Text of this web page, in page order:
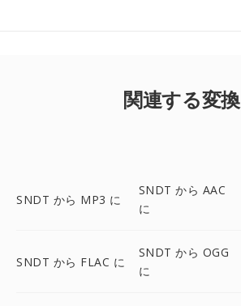
関連する変換
SNDT から MP3 に
SNDT から AAC
に
SNDT から FLAC に
SNDT から OGG
に